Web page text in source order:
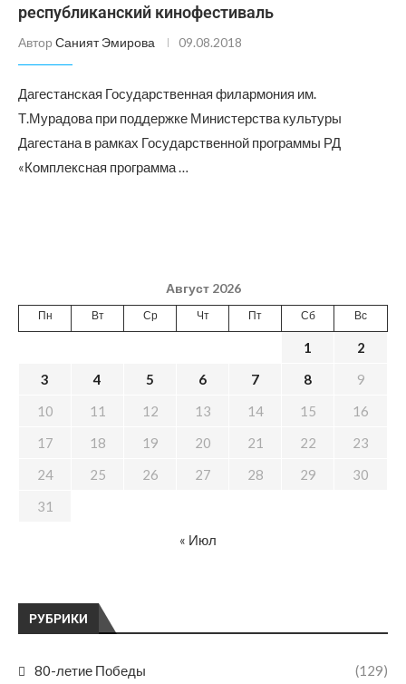
республиканский кинофестиваль
Автор Саният Эмирова 09.08.2018
Дагестанская Государственная филармония им.
Т.Мурадова при поддержке Министерства культуры
Дагестана в рамках Государственной программы РД
«Комплексная программа …
РУБРИКИ
80-летие Победы (129)
Август 2026
Пн Вт Ср Чт Пт Сб Вс
1
2
3
4 5 6 7 8
9
10
11 12 13 14 15
16
17
18 19 20 21 22
23
24
25 26 27 28 29
30
31
« Июл